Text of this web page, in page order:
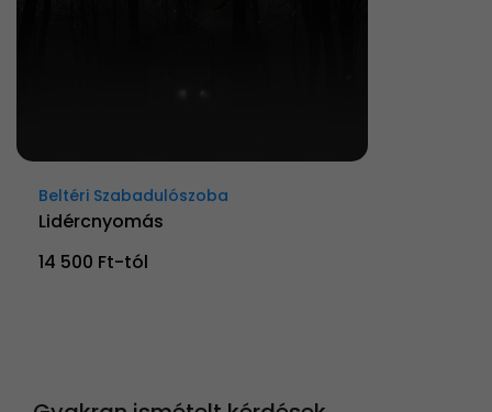
Beltéri Szabadulószoba
Lidércnyomás
14 500 Ft-tól